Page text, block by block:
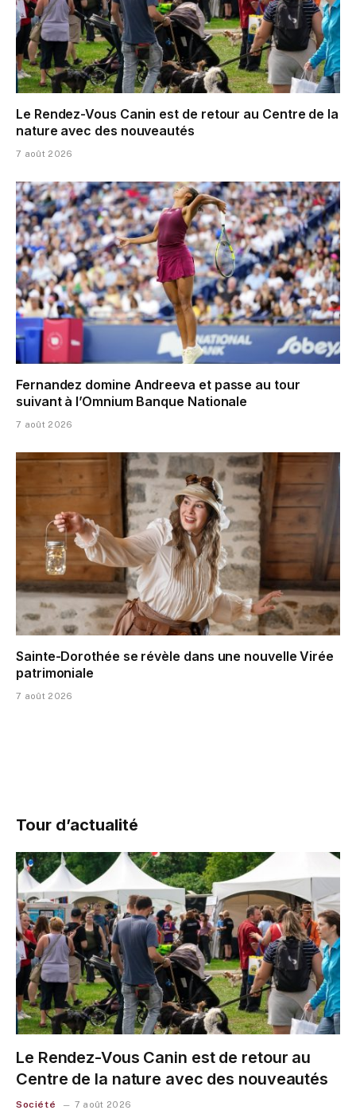
Le Rendez-Vous Canin est de retour au Centre de la
nature avec des nouveautés
7 août 2026
Fernandez domine Andreeva et passe au tour
suivant à l’Omnium Banque Nationale
7 août 2026
Sainte-Dorothée se révèle dans une nouvelle Virée
patrimoniale
7 août 2026
Tour d’actualité
Le Rendez-Vous Canin est de retour au
Centre de la nature avec des nouveautés
Société 7 août 2026